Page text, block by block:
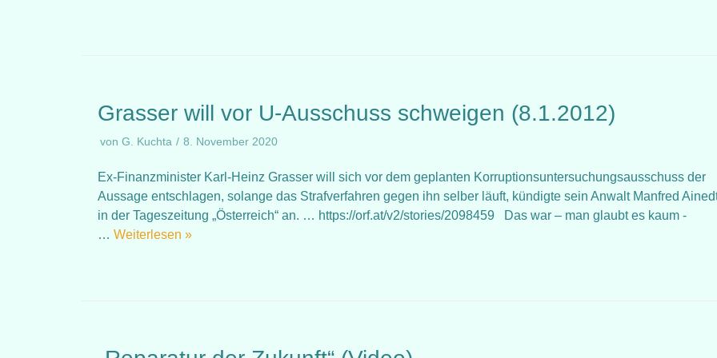
Grasser will vor U-Ausschuss schweigen (8.1.2012)
von G. Kuchta 8. November 2020
Ex-Finanzminister Karl-Heinz Grasser will sich vor dem geplanten Korruptionsuntersuchungsausschuss der
Aussage entschlagen, solange das Strafverfahren gegen ihn selber läuft, kündigte sein Anwalt Manfred
in der Tageszeitung „Österreich“ an. … https://orf.at/v2/stories/2098459 Das war – man glaubt es kaum -
… Weiterlesen »